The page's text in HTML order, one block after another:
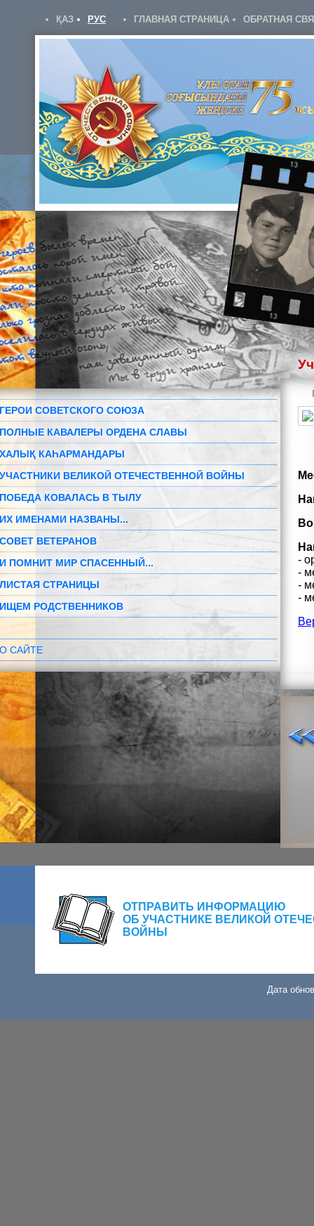
ҚАЗ РУС ГЛАВНАЯ СТРАНИЦА ОБРАТНАЯ
ГЕРОИ СОВЕТСКОГО СОЮЗА
ПОЛНЫЕ КАВАЛЕРЫ ОРДЕНА СЛАВЫ
ХАЛЫҚ КАҺАРМАНДАРЫ
УЧАСТНИКИ ВЕЛИКОЙ ОТЕЧЕСТВЕННОЙ ВОЙНЫ
ПОБЕДА КОВАЛАСЬ В ТЫЛУ
ИХ ИМЕНАМИ НАЗВАНЫ...
СОВЕТ ВЕТЕРАНОВ
И ПОМНИТ МИР СПАСЕННЫЙ...
ЛИСТАЯ СТРАНИЦЫ
ИЩЕМ РОДСТВЕННИКОВ
О САЙТЕ
-
-
-
-
ОТПРАВИТЬ ИНФОРМАЦИЮ
ОБ УЧАСТНИКЕ ВЕЛИКОЙ
ВОЙНЫ
Дата